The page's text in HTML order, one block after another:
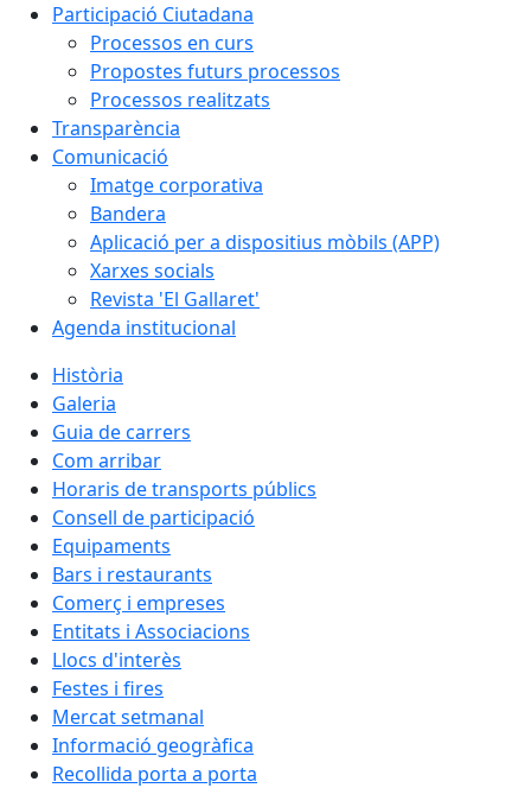
Participació Ciutadana
Processos en curs
Propostes futurs processos
Processos realitzats
Transparència
Comunicació
Imatge corporativa
Bandera
Aplicació per a dispositius mòbils (APP)
Xarxes socials
Revista 'El Gallaret'
Agenda institucional
Història
Galeria
Guia de carrers
Com arribar
Horaris de transports públics
Consell de participació
Equipaments
Bars i restaurants
Comerç i empreses
Entitats i Associacions
Llocs d'interès
Festes i fires
Mercat setmanal
Informació geogràfica
Recollida porta a porta